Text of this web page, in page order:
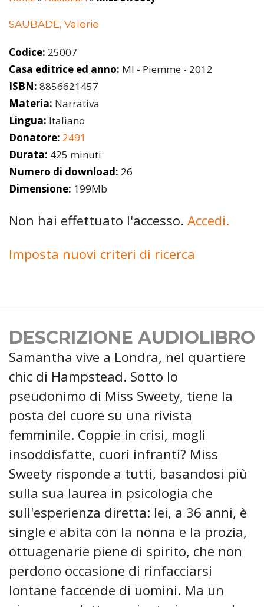
SAUBADE, Valerie
Codice: 25007
Casa editrice ed anno: MI - Piemme - 2012
ISBN: 8856621457
Materia: Narrativa
Lingua: Italiano
Donatore: 2491
Durata: 425 minuti
Numero di download: 26
Dimensione: 199Mb
Non hai effettuato l'accesso. Accedi.
Imposta nuovi criteri di ricerca
DESCRIZIONE AUDIOLIBRO
Samantha vive a Londra, nel quartiere
chic di Hampstead. Sotto lo
pseudonimo di Miss Sweety, tiene la
posta del cuore su una rivista
femminile. Coppie in crisi, mogli
insoddisfatte, cuori infranti? Miss
Sweety risponde a tutti, basandosi più
sulla sua laurea in psicologia che
sull'esperienza diretta: lei, a 36 anni, è
single e abita con la nonna e la prozia,
ottuagenarie piene di spirito, che non
perdono occasione di rinfacciarsi
lontane faccende di uomini. Ma un